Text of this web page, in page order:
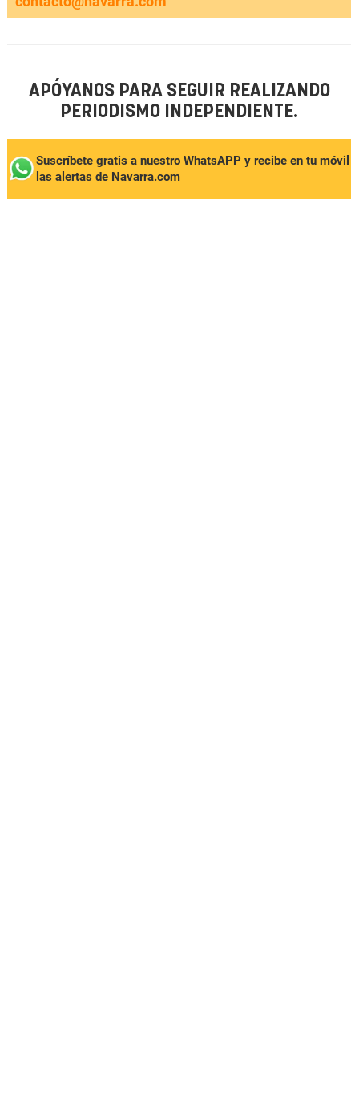
APÓYANOS PARA SEGUIR REALIZANDO
PERIODISMO INDEPENDIENTE.
Suscríbete gratis a nuestro WhatsAPP y recibe en tu móvil
las alertas de Navarra.com